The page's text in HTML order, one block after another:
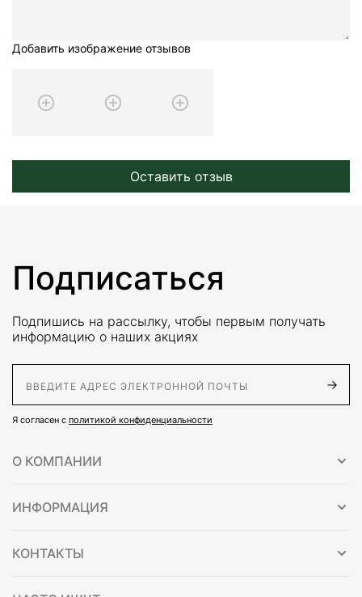
Добавить изображение отзывов
Оставить отзыв
Подписаться
Подпишись на рассылку, чтобы первым получать
информацию о наших акциях
Я согласен с политикой конфиденциальности
О КОМПАНИИ
ИНФОРМАЦИЯ
КОНТАКТЫ